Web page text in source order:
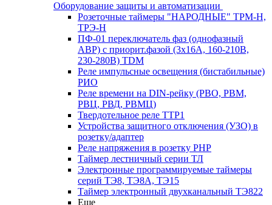
Оборудование защиты и автоматизации
Розеточные таймеры "НАРОДНЫЕ" ТРМ-Н,
ТРЭ-Н
ПФ-01 переключатель фаз (однофазный
АВР) с приорит.фазой (3х16А, 160-210В,
230-280В) TDM
Реле импульсные освещения (бистабильные)
РИО
Реле времени на DIN-рейку (РВО, РВМ,
РВЦ, РВД, РВМЦ)
Твердотельное реле ТТР1
Устройства защитного отключения (УЗО) в
розетку/адаптер
Реле напряжения в розетку РНР
Таймер лестничный серии ТЛ
Электронные программируемые таймеры
серий ТЭ8, ТЭ8А, ТЭ15
Таймер электронный двухканальный ТЭ822
Еще